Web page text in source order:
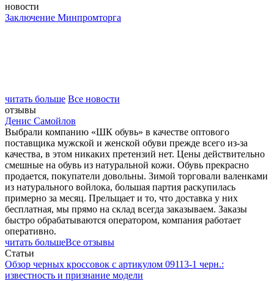
новости
Заключение Минпромторга
читать больше Все новости
отзывы
Денис Самойлов
Выбрали компанию «ШК обувь» в качестве оптового
поставщика мужской и женской обуви прежде всего из-за
качества, в этом никаких претензий нет. Цены действительно
смешные на обувь из натуральной кожи. Обувь прекрасно
продается, покупатели довольны. Зимой торговали валенками
из натурального войлока, большая партия раскупилась
примерно за месяц. Прельщает и то, что доставка у них
бесплатная, мы прямо на склад всегда заказываем. Заказы
быстро обрабатываются оператором, компания работает
оперативно.
читать большеВсе отзывы
Статьи
Обзор черных кроссовок с артикулом 09113-1 черн.:
известность и признание модели